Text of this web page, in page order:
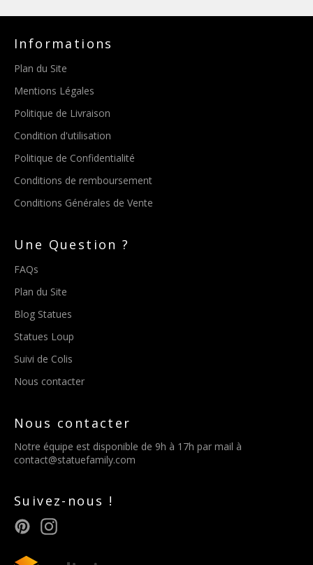
Informations
Plan du Site
Mentions Légales
Politique de Livraison
Condition d'utilisation
Politique de Confidentialité
Conditions de remboursement
Conditions Générales de Vente
Une Question ?
FAQs
Plan du Site
Blog Statues
Statues Loup
Suivi de Colis
Nous contacter
Nous contacter
Notre équipe est disponible de 9h à 17h par mail à
contact@statuefamily.com
Suivez-nous !
Pinterest